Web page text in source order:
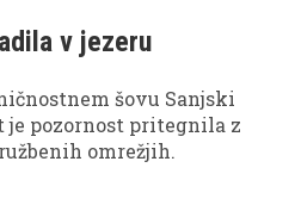
v jezeru
šovu Sanjski
je pozornost pritegnila z
omrežjih.